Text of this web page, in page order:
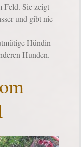
Feld. Sie zeigt
und gibt nie
Hündin
Hunden.